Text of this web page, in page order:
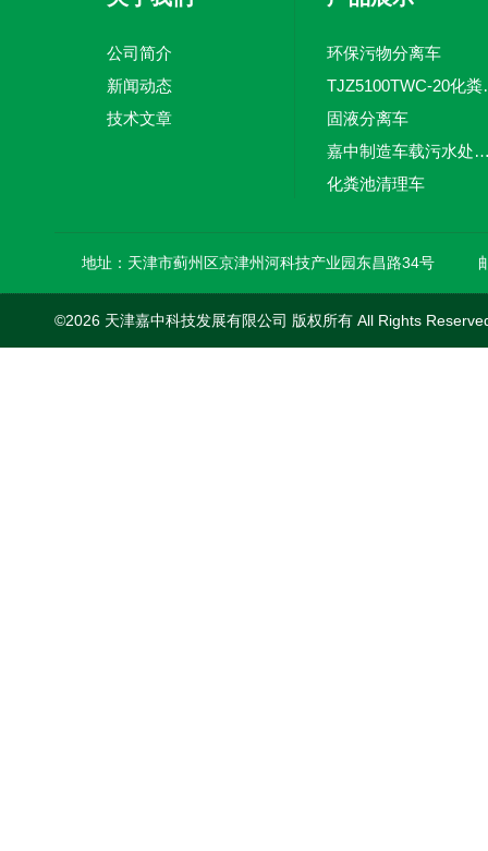
公司简介
新闻动态
技术文章
环保污物分离车
固液分离车
嘉中制造车载污水处理设备-环
化粪池清理车
地址：天津市蓟州区京津州河科技产业园东昌路34号
©2026 天津嘉中科技发展有限公司 版权所有 All Rights